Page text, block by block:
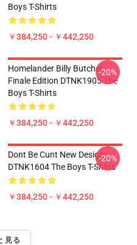
Boys T-Shirts
￥384,250 - ￥442,250
Homelander Billy Butcher
Finale Edition DTNK1905 The
Boys T-Shirts
￥384,250 - ￥442,250
-20%
Dont Be Cunt New Design
DTNK1604 The Boys T-Shirts
￥384,250 - ￥442,250
-20%
見る